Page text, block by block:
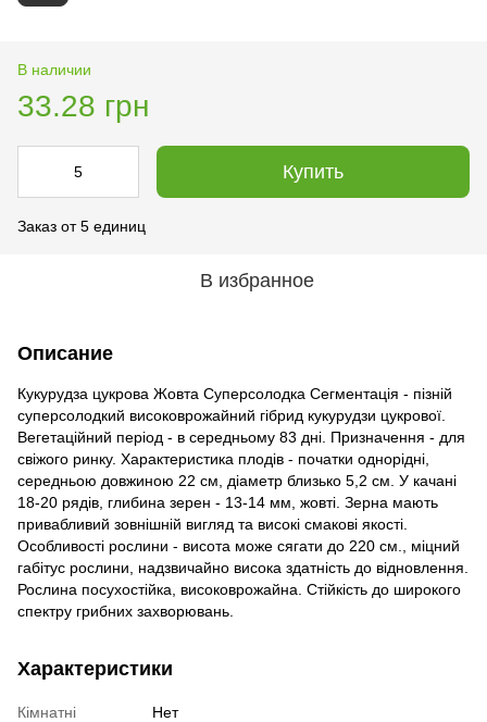
В наличии
33.28 грн
Купить
Заказ от 5 единиц
В избранное
Описание
Кукурудза цукрова Жовта Суперсолодка Сегментація - пізній
суперсолодкий високоврожайний гібрид кукурудзи цукрової.
Вегетаційний період - в середньому 83 дні. Призначення - для
свіжого ринку. Характеристика плодів - початки однорідні,
середньою довжиною 22 см, діаметр близько 5,2 см. У качані
18-20 рядів, глибина зерен - 13-14 мм, жовті. Зерна мають
привабливий зовнішній вигляд та високі смакові якості.
Особливості рослини - висота може сягати до 220 см., міцний
габітус рослини, надзвичайно висока здатність до відновлення.
Рослина посухостійка, високоврожайна. Стійкість до широкого
спектру грибних захворювань.
Характеристики
Кімнатні Нет